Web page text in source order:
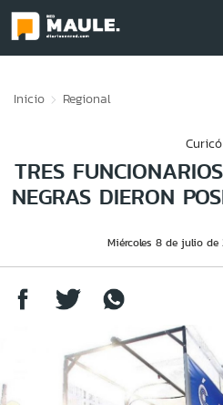
Inicio Regional
Curicó
TRES
NEGRAS DIERON
Miércoles 8 de julio de